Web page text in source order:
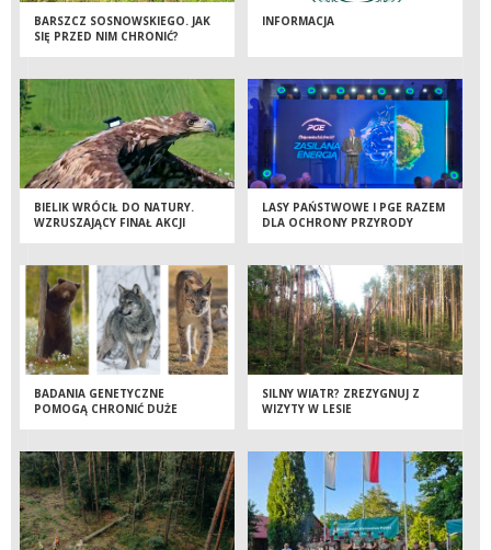
BARSZCZ SOSNOWSKIEGO. JAK
SIĘ PRZED NIM CHRONIĆ?
INFORMACJA
BIELIK WRÓCIŁ DO NATURY.
WZRUSZAJĄCY FINAŁ AKCJI
LASY PAŃSTWOWE I PGE RAZEM
DLA OCHRONY PRZYRODY
BADANIA GENETYCZNE
POMOGĄ CHRONIĆ DUŻE
SILNY WIATR? ZREZYGNUJ Z
WIZYTY W LESIE